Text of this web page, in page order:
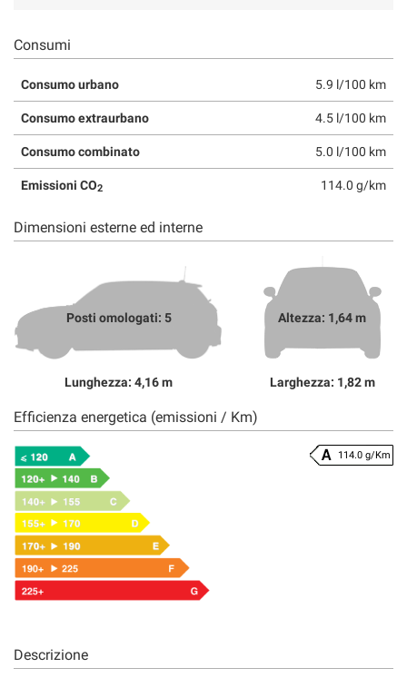
Consumi
Consumo urbano 5.9 l/100 km
Consumo extraurbano 4.5 l/100 km
Consumo combinato 5.0 l/100 km
Emissioni CO2 114.0 g/km
Dimensioni esterne ed interne
Posti omologati: 5
Lunghezza: 4,16 m
Altezza: 1,64 m
Larghezza: 1,82 m
Efficienza energetica (emissioni / Km)
114.0 g/Km
Descrizione